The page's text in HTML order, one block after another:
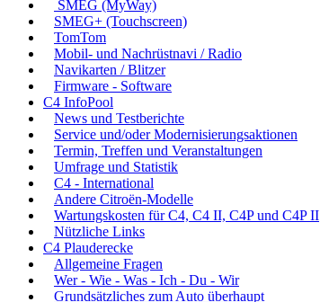
SMEG (MyWay)
SMEG+ (Touchscreen)
TomTom
Mobil- und Nachrüstnavi / Radio
Navikarten / Blitzer
Firmware - Software
C4 InfoPool
News und Testberichte
Service und/oder Modernisierungsaktionen
Termin, Treffen und Veranstaltungen
Umfrage und Statistik
C4 - International
Andere Citroën-Modelle
Wartungskosten für C4, C4 II, C4P und C4P II
Nützliche Links
C4 Plauderecke
Allgemeine Fragen
Wer - Wie - Was - Ich - Du - Wir
Grundsätzliches zum Auto überhaupt